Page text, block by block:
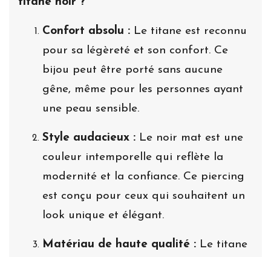
Confort absolu : Le titane est reconnu
pour sa légèreté et son confort. Ce
bijou peut être porté sans aucune
gêne, même pour les personnes ayant
une peau sensible.
Style audacieux : Le noir mat est une
couleur intemporelle qui reflète la
modernité et la confiance. Ce piercing
est conçu pour ceux qui souhaitent un
look unique et élégant.
Matériau de haute qualité : Le titane